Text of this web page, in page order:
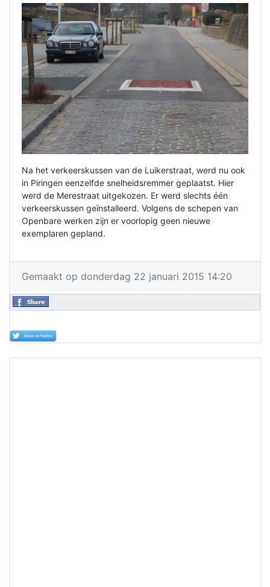
Na het verkeerskussen van de Luikerstraat, werd nu ook
in Piringen eenzelfde snelheidsremmer geplaatst. Hier
werd de Merestraat uitgekozen. Er werd slechts één
verkeerskussen geïnstalleerd. Volgens de schepen van
Openbare werken zijn er voorlopig geen nieuwe
exemplaren gepland.
Gemaakt op donderdag 22 januari 2015 14:20